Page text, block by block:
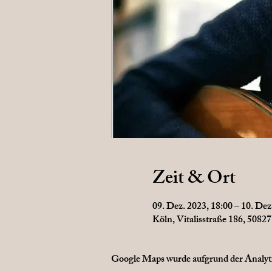
Zeit & Ort
09. Dez. 2023, 18:00 – 10.
Köln, Vitalisstraße 186,
Google Maps wurde aufgrund der